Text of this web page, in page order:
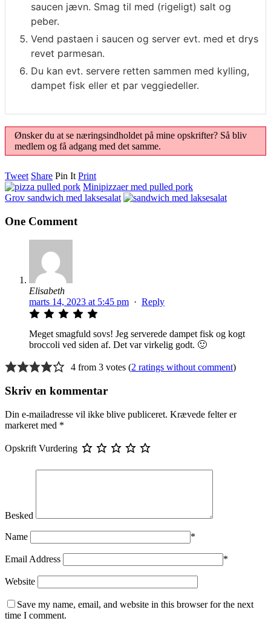
saucen jævn. Smag til med (rigeligt) salt og
peber.
Vend pastaen i saucen og server evt. med et drys
revet parmesan.
Du kan evt. servere retten sammen med kylling,
dampet fisk eller et par veggiedeller.
Ønsker du at se næringsindholdet på mine opskrifter? Så bliv
medlem og få adgang med det samme.
Tweet Share Pin It Print
Minipizzaer med pulled pork
Grov sandwich med laksesalat
One Comment
Elisabeth
marts 14, 2023 at 5:45 pm · Reply
Meget smagfuld sovs! Jeg serverede dampet fisk og kogt
broccoli ved siden af. Det var virkelig godt. 🙂
4 from 3 votes (2 ratings without comment)
Skriv en kommentar
Din e-mailadresse vil ikke blive publiceret. Krævede felter er
markeret med *
Opskrift Vurdering
Besked
Name *
Email Address *
Website
Save my name, email, and website in this browser for the next
time I comment.